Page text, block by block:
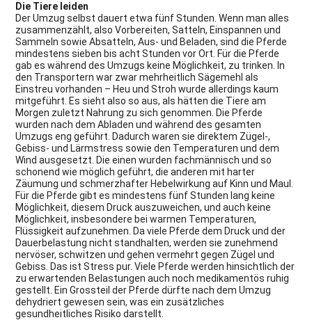
Die Tiere leiden
Der Umzug selbst dauert etwa fünf Stunden. Wenn man alles
zusammenzählt, also Vorbereiten, Satteln, Einspannen und
Sammeln sowie Absatteln, Aus- und Beladen, sind die Pferde
mindestens sieben bis acht Stunden vor Ort. Für die Pferde
gab es während des Umzugs keine Möglichkeit, zu trinken. In
den Transportern war zwar mehrheitlich Sägemehl als
Einstreu vorhanden – Heu und Stroh wurde allerdings kaum
mitgeführt. Es sieht also so aus, als hätten die Tiere am
Morgen zuletzt Nahrung zu sich genommen. Die Pferde
wurden nach dem Abladen und während des gesamten
Umzugs eng geführt. Dadurch waren sie direktem Zügel-,
Gebiss- und Lärmstress sowie den Temperaturen und dem
Wind ausgesetzt. Die einen wurden fachmännisch und so
schonend wie möglich geführt, die anderen mit harter
Zäumung und schmerzhafter Hebelwirkung auf Kinn und Maul.
Für die Pferde gibt es mindestens fünf Stunden lang keine
Möglichkeit, diesem Druck auszuweichen, und auch keine
Möglichkeit, insbesondere bei warmen Temperaturen,
Flüssigkeit aufzunehmen. Da viele Pferde dem Druck und der
Dauerbelastung nicht standhalten, werden sie zunehmend
nervöser, schwitzen und gehen vermehrt gegen Zügel und
Gebiss. Das ist Stress pur. Viele Pferde werden hinsichtlich der
zu erwartenden Belastungen auch noch medikamentös ruhig
gestellt. Ein Grossteil der Pferde dürfte nach dem Umzug
dehydriert gewesen sein, was ein zusätzliches
gesundheitliches Risiko darstellt.